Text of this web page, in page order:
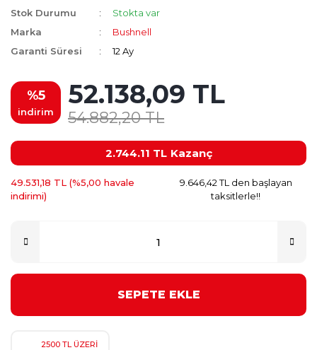
Stok Durumu
Stokta var
Marka
Bushnell
Garanti Süresi
12 Ay
%5
indirim
52.138,09 TL
54.882,20 TL
2.744.11 TL Kazanç
49.531,18 TL (%5,00 havale
indirimi)
9.646,42 TL den başlayan
taksitlerle!!
SEPETE EKLE
2500 TL ÜZERİ